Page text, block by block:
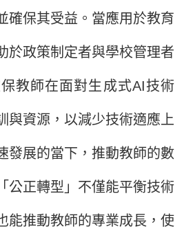
確保其受益。當應用於教育
於政策制定者與學校管理者
教師在面對生成式AI技術
與資源，以減少技術適應上
發展的當下，推動教師的數
公正轉型」不僅能平衡技術
能推動教師的專業成長，使